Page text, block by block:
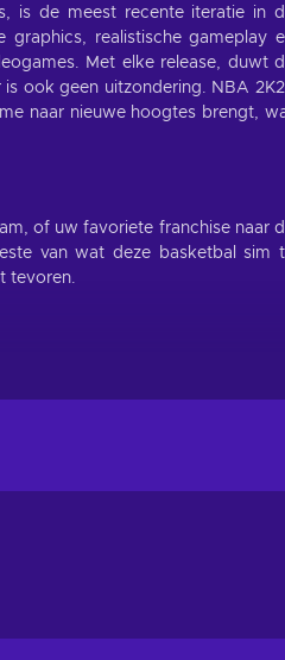
is de meest recente iteratie in
realistische gameplay
Met elke release, duwt
ook geen uitzondering. NBA
naar nieuwe hoogtes brengt,
of uw favoriete franchise naar
van wat deze basketbal sim
tevoren.
maken, vol met innovaties en
afsnijden.
realistische graphics en